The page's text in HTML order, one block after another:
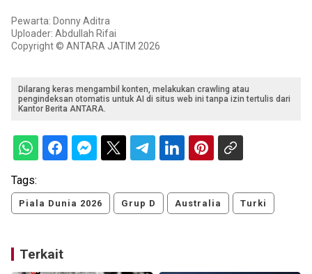
Pewarta: Donny Aditra
Uploader: Abdullah Rifai
Copyright © ANTARA JATIM 2026
Dilarang keras mengambil konten, melakukan crawling atau
pengindeksan otomatis untuk AI di situs web ini tanpa izin tertulis dari
Kantor Berita ANTARA.
Tags:
Piala Dunia 2026 Grup D Australia Turki
Terkait